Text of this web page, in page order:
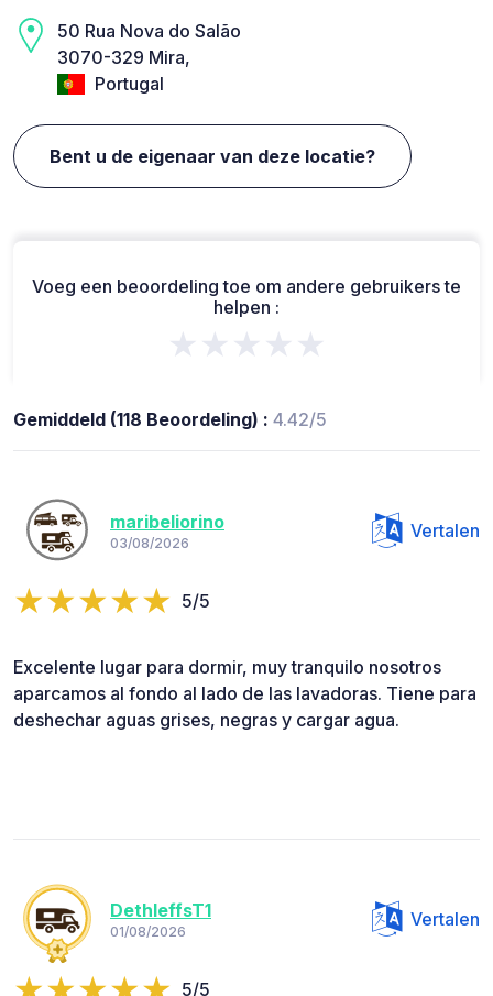
50 Rua Nova do Salão
3070-329 Mira,
Portugal
Bent u de eigenaar van deze locatie?
Voeg een beoordeling toe om andere gebruikers te
helpen :
★★★★★
Gemiddeld (118 Beoordeling) : 4.42/5
maribeliorino
03/08/2026
Vertalen
5/5
Excelente lugar para dormir, muy tranquilo nosotros
aparcamos al fondo al lado de las lavadoras. Tiene para
deshechar aguas grises, negras y cargar agua.
DethleffsT1
01/08/2026
Vertalen
5/5